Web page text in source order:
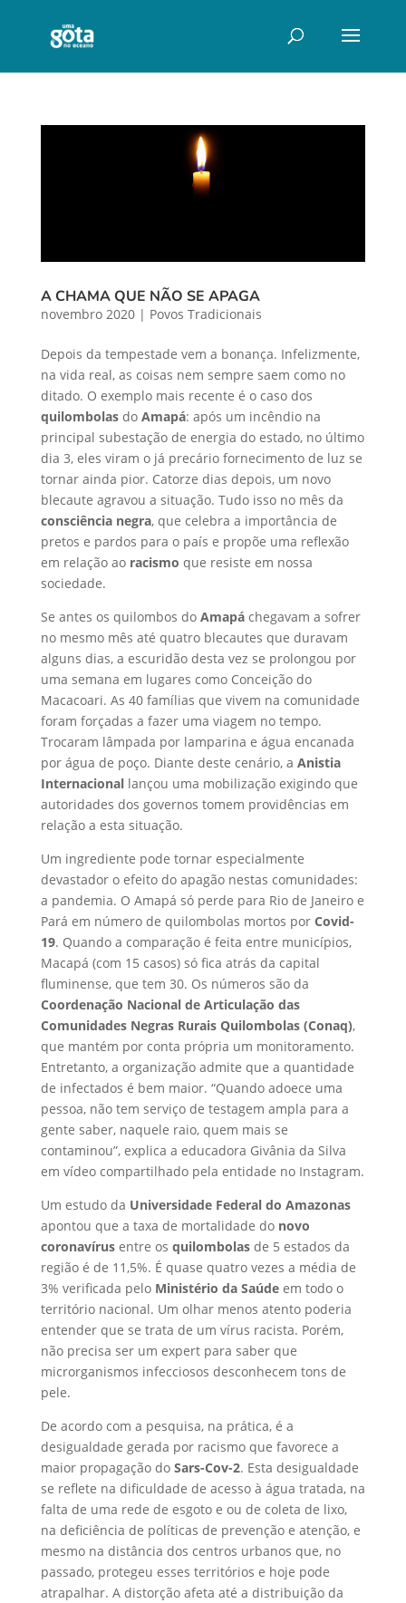
A CHAMA QUE NÃO SE APAGA
novembro 2020| Povos Tradicionais
Depois da tempestade vem a bonança. Infelizmente,
na vida real, as coisas nem sempre saem como no
ditado. O exemplo mais recente é o caso dos
quilombolasdo Amapá: após um incêndio na
principal subestação de energia do estado, no último
dia 3, eles viram o já precário fornecimento de luz se
tornar ainda pior. Catorze dias depois, um novo
blecaute agravou a situação. Tudo isso no mês da
consciência negra, que celebra a importância de
pretos e pardos para o país e propõe uma reflexão
em relação ao racismo que resiste em nossa
sociedade.
Se antes os quilombos do Amapáchegavam a sofrer
no mesmo mês até quatro blecautes que duravam
alguns dias, a escuridão desta vez se prolongou por
uma semana em lugares como Conceição do
Macacoari. As 40 famílias que vivem na comunidade
foram forçadas a fazer uma viagem no tempo.
Trocaram lâmpada por lamparina e água encanada
por água de poço. Diante deste cenário, a Anistia
Internacionallançou uma mobilização exigindo que
autoridades dos governos tomem providências em
relação a esta situação.
Um ingrediente pode tornar especialmente
devastador o efeito do apagão nestas comunidades:
a pandemia. O Amapá só perde para Rio de Janeiro e
Pará em número de quilombolas mortos por Covid-
19. Quando a comparação é feita entre municípios,
Macapá (com 15 casos) só fica atrás da capital
fluminense, que tem 30. Os números são da
Coordenação Nacional de Articulação das
Comunidades Negras Rurais Quilombolas (Conaq),
que mantém por conta própria um monitoramento.
Entretanto, a organização admite que a quantidade
de infectados é bem maior. “Quando adoece uma
pessoa, não tem serviço de testagem ampla para a
gente saber, naquele raio, quem mais se
contaminou”, explica a educadora Givânia da Silva
em vídeo compartilhado pela entidade no Instagram.
Um estudo da Universidade Federal do Amazonas
apontou que a taxa de mortalidade do novo
coronavírusentre os quilombolasde 5 estados da
região é de 11,5%. É quase quatro vezes a média de
3% verificada pelo Ministério da Saúdeem todo o
território nacional. Um olhar menos atento poderia
entender que se trata de um vírus racista. Porém,
não precisa ser um expert para saber que
microrganismos infecciosos desconhecem tons de
pele.
De acordo com a pesquisa, na prática, é a
desigualdade gerada por racismo que favorece a
maior propagação do Sars-Cov-2. Esta desigualdade
se reflete na dificuldade de acesso à água tratada, na
falta de uma rede de esgoto e ou de coleta de lixo,
na deficiência de políticas de prevenção e atenção, e
mesmo na distância dos centros urbanos que, no
passado, protegeu esses territórios e hoje pode
atrapalhar. A distorção afeta até a distribuição da